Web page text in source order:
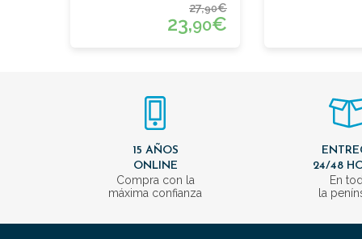
27,90€
23,90€
15 AÑOS
ONLINE
Compra con la
máxima confianza
24/48
En
la